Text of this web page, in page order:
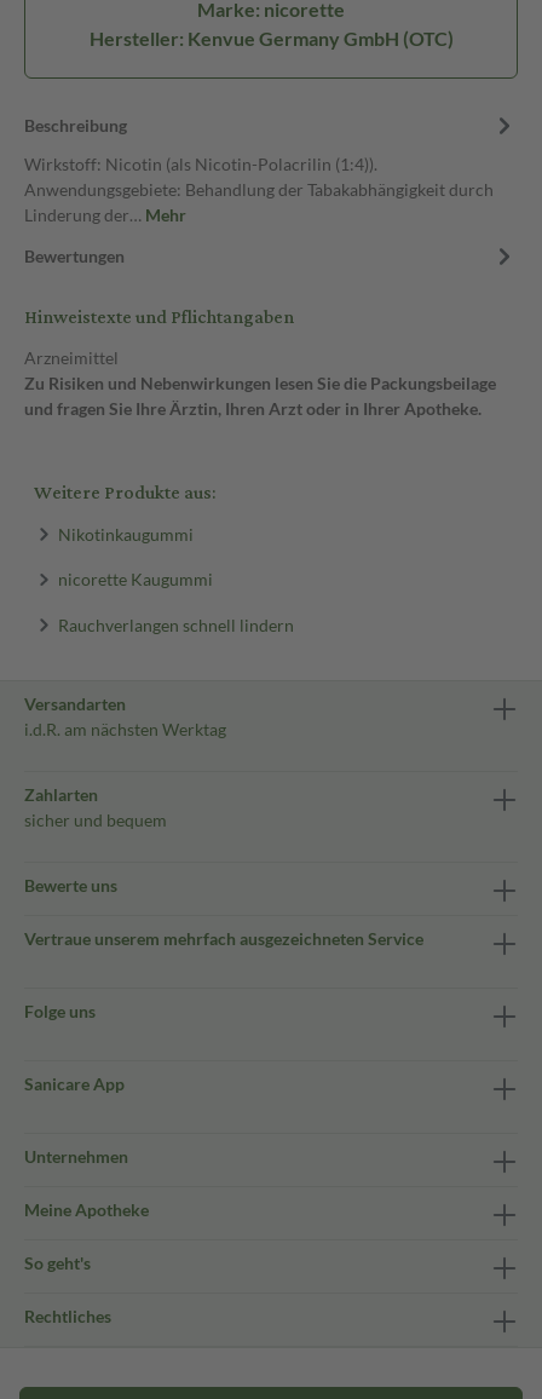
Marke: nicorette
Hersteller: Kenvue Germany GmbH (OTC)
Beschreibung
Wirkstoff: Nicotin (als Nicotin-Polacrilin (1:4)).
Anwendungsgebiete: Behandlung der Tabakabhängigkeit durch
Linderung der… Mehr
Bewertungen
Hinweistexte und Pflichtangaben
Arzneimittel
Zu Risiken und Nebenwirkungen lesen Sie die Packungsbeilage
und fragen Sie Ihre Ärztin, Ihren Arzt oder in Ihrer Apotheke.
Weitere Produkte aus:
Nikotinkaugummi
nicorette Kaugummi
Rauchverlangen schnell lindern
Versandarten
i.d.R. am nächsten Werktag
Zahlarten
sicher und bequem
Bewerte uns
Vertraue unserem mehrfach ausgezeichneten Service
Folge uns
Sanicare App
Unternehmen
Meine Apotheke
So geht's
Rechtliches